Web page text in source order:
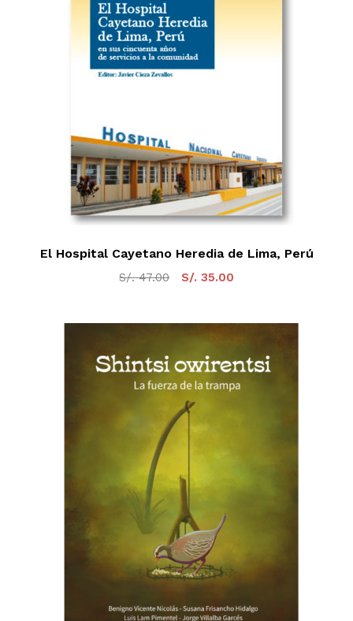
El Hospital Cayetano Heredia de Lima, Perú
S/.47.00
El
era:
S/. 47.00.
S/. 35.00El
S/. 35.00.